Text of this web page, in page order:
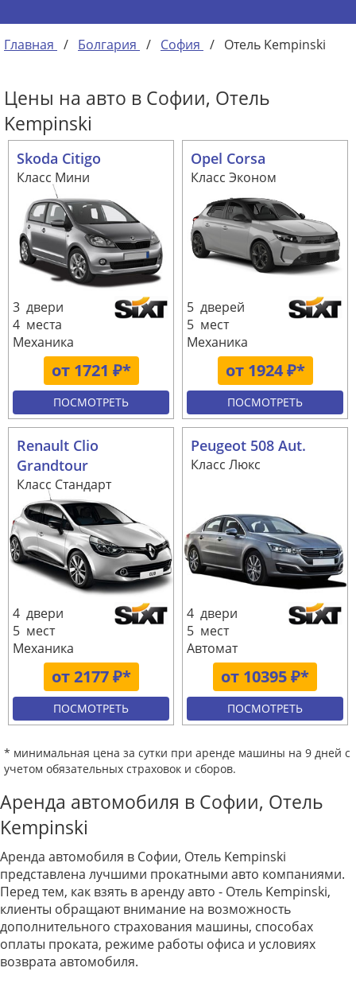
Главная / Болгария / София / Отель Kempinski
Цены на авто в Софии, Отель
Kempinski
Skoda Citigo
Класс Мини
от 1721 ₽*
3 двери
4 места
Механика
ПОСМОТРЕТЬ
Opel Corsa
Класс Эконом
от 1924 ₽*
5 дверей
5 мест
Механика
ПОСМОТРЕТЬ
Renault Clio
Grandtour
Класс Стандарт
от 2177 ₽*
4 двери
5 мест
Механика
ПОСМОТРЕТЬ
Peugeot 508 Aut.
Класс Люкс
от 10395 ₽*
4 двери
5 мест
Автомат
ПОСМОТРЕТЬ
* минимальная цена за сутки при аренде машины на 9 дней с
учетом обязательных страховок и сборов.
Аренда автомобиля в Софии, Отель
Kempinski
Аренда автомобиля в Софии, Отель Kempinski
представлена лучшими прокатными авто компаниями.
Перед тем, как взять в аренду авто - Отель Kempinski,
клиенты обращают внимание на возможность
дополнительного страхования машины, способах
оплаты проката, режиме работы офиса и условиях
возврата автомобиля.